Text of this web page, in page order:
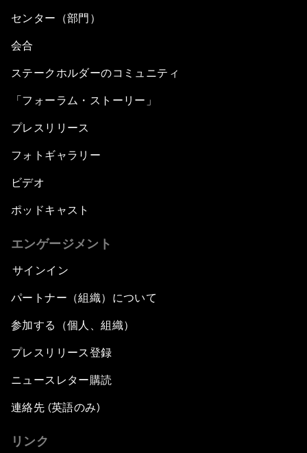
センター（部門）
会合
ステークホルダーのコミュニティ
「フォーラム・ストーリー」
プレスリリース
フォトギャラリー
ビデオ
ポッドキャスト
エンゲージメント
サインイン
パートナー（組織）について
参加する（個人、組織）
プレスリリース登録
ニュースレター購読
連絡先 (英語のみ)
リンク